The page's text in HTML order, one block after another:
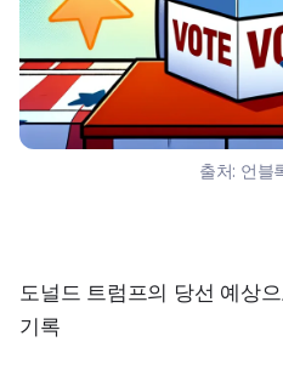
출처: 언블
도널드 트럼프의 당선 예상
기록